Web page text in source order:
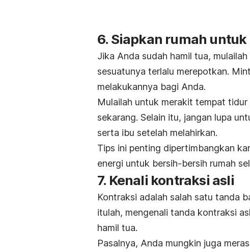
6. Siapkan rumah
Jika Anda sudah hamil tua,
sesuatunya terlalu merepotkan.
melakukannya bagi Anda.
Mulailah untuk merakit tempat
sekarang. Selain itu, jangan lupa
serta ibu setelah melahirkan.
Tips ini penting dipertimbangkan
energi untuk bersih-bersih rumah
7. Kenali kontraksi asli
Kontraksi adalah salah satu tanda
itulah, mengenali tanda kontraksi
hamil tua.
Pasalnya, Anda mungkin juga